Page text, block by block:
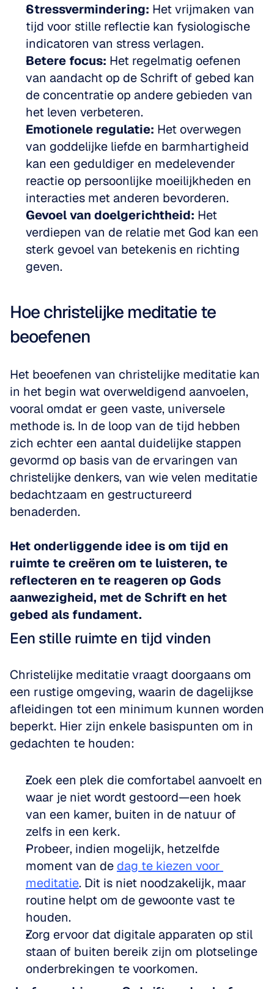
Stressvermindering: Het vrijmaken van
tijd voor stille reflectie kan fysiologische
indicatoren van stress verlagen.
Betere focus: Het regelmatig oefenen
van aandacht op de Schrift of gebed kan
de concentratie op andere gebieden van
het leven verbeteren.
Emotionele regulatie: Het overwegen
van goddelijke liefde en barmhartigheid
kan een geduldiger en medelevender
reactie op persoonlijke moeilijkheden en
interacties met anderen bevorderen.
Gevoel van doelgerichtheid: Het
verdiepen van de relatie met God kan een
sterk gevoel van betekenis en richting
geven.
Hoe christelijke meditatie te
beoefenen
Het beoefenen van christelijke meditatie kan
in het begin wat overweldigend aanvoelen,
vooral omdat er geen vaste, universele
methode is. In de loop van de tijd hebben
zich echter een aantal duidelijke stappen
gevormd op basis van de ervaringen van
christelijke denkers, van wie velen meditatie
bedachtzaam en gestructureerd
benaderden.
Het onderliggende idee is om tijd en
ruimte te creëren om te luisteren, te
reflecteren en te reageren op Gods
aanwezigheid, met de Schrift en het
gebed als fundament.
Een stille ruimte en tijd vinden
Christelijke meditatie vraagt doorgaans om
een rustige omgeving, waarin de dagelijkse
afleidingen tot een minimum kunnen worden
beperkt. Hier zijn enkele basispunten om in
gedachten te houden:
Zoek een plek die comfortabel aanvoelt en
waar je niet wordt gestoord—een hoek
van een kamer, buiten in de natuur of
zelfs in een kerk.
Probeer, indien mogelijk, hetzelfde
moment van de dag te kiezen voor
meditatie. Dit is niet noodzakelijk, maar
routine helpt om de gewoonte vast te
houden.
Zorg ervoor dat digitale apparaten op stil
staan of buiten bereik zijn om plotselinge
onderbrekingen te voorkomen.